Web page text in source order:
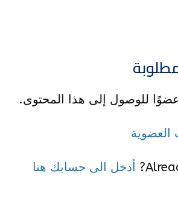
للوصول إلى هذا المحتوى.
أدخل الى حسابك هنا